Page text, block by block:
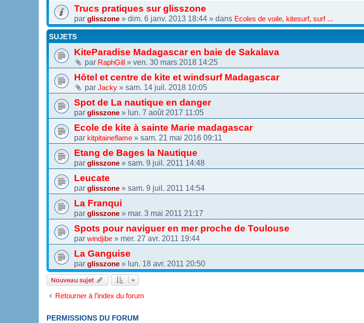
Trucs pratiques sur glisszone
par glisszone » dim. 6 janv. 2013 18:44 » dans Ecoles de voile, kitesurf, surf ...
SUJETS
KiteParadise Madagascar en baie de Sakalava
par RaphGill » ven. 30 mars 2018 14:25
Hôtel et centre de kite et windsurf Madagascar
par Jacky » sam. 14 juil. 2018 10:05
Spot de La nautique en danger
par glisszone » lun. 7 août 2017 11:05
Ecole de kite à sainte Marie madagascar
par kitpitaineflame » sam. 21 mai 2016 09:11
Etang de Bages la Nautique
par glisszone » sam. 9 juil. 2011 14:48
Leucate
par glisszone » sam. 9 juil. 2011 14:54
La Franqui
par glisszone » mar. 3 mai 2011 21:17
Spots pour naviguer en mer proche de Toulouse
par windjibe » mer. 27 avr. 2011 19:44
La Ganguise
par glisszone » lun. 18 avr. 2011 20:50
Nouveau sujet
Retourner à l’index du forum
PERMISSIONS DU FORUM